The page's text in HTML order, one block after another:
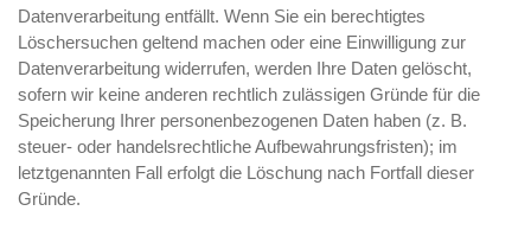
Datenverarbeitung entfällt. Wenn Sie ein berechtigtes
Löschersuchen geltend machen oder eine Einwilligung zur
Datenverarbeitung widerrufen, werden Ihre Daten gelöscht,
sofern wir keine anderen rechtlich zulässigen Gründe für die
Speicherung Ihrer personenbezogenen Daten haben (z. B.
steuer- oder handelsrechtliche Aufbewahrungsfristen); im
letztgenannten Fall erfolgt die Löschung nach Fortfall dieser
Gründe.